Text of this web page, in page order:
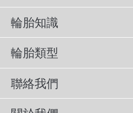
輪胎知識
輪胎說明書
輪胎標示與尺寸
輪胎類型
所有輪胎
休旅車專用胎
聯絡我們
諮詢服務